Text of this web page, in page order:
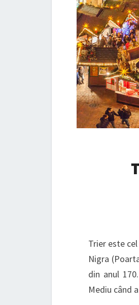
Trier este
Nigra
din anul
Mediu când